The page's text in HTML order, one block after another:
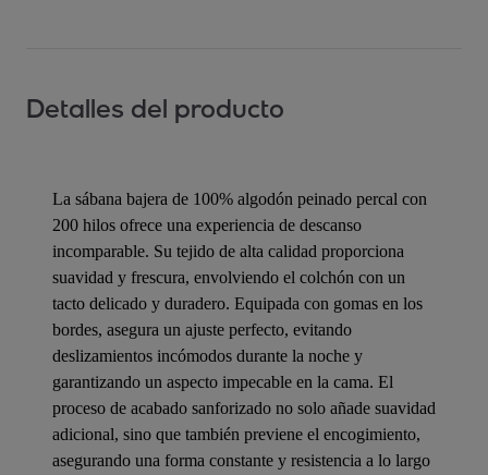
Detalles del producto
La sábana bajera de 100% algodón peinado percal con
200 hilos ofrece una experiencia de descanso
incomparable. Su tejido de alta calidad proporciona
suavidad y frescura, envolviendo el colchón con un
tacto delicado y duradero. Equipada con gomas en los
bordes, asegura un ajuste perfecto, evitando
deslizamientos incómodos durante la noche y
garantizando un aspecto impecable en la cama. El
proceso de acabado sanforizado no solo añade suavidad
adicional, sino que también previene el encogimiento,
asegurando una forma constante y resistencia a lo largo